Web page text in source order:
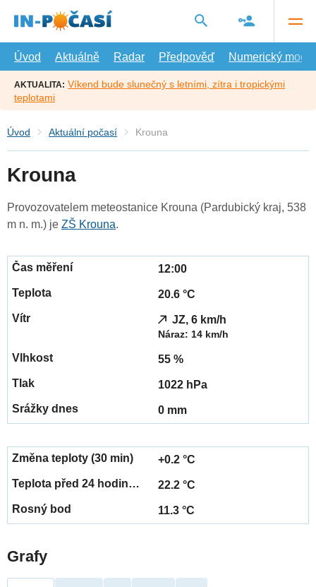
hlavní
Úvod
Aktuálně Radar Předpověď Numerický model
AKTUALITA: Víkend bude slunečný s letními, zítra i tropickými
teplotami
Úvod Aktuální počasí Krouna
Krouna
Provozovatelem meteostanice Krouna (Pardubický kraj, 538
m n. m.) je ZŠ Krouna.
12:00
20.6 °C
JZ, 6 km/h
Náraz: 14 km/h
55 %
1022 hPa
0 mm
+0.2 °C
22.2 °C
11.3 °C
Grafy